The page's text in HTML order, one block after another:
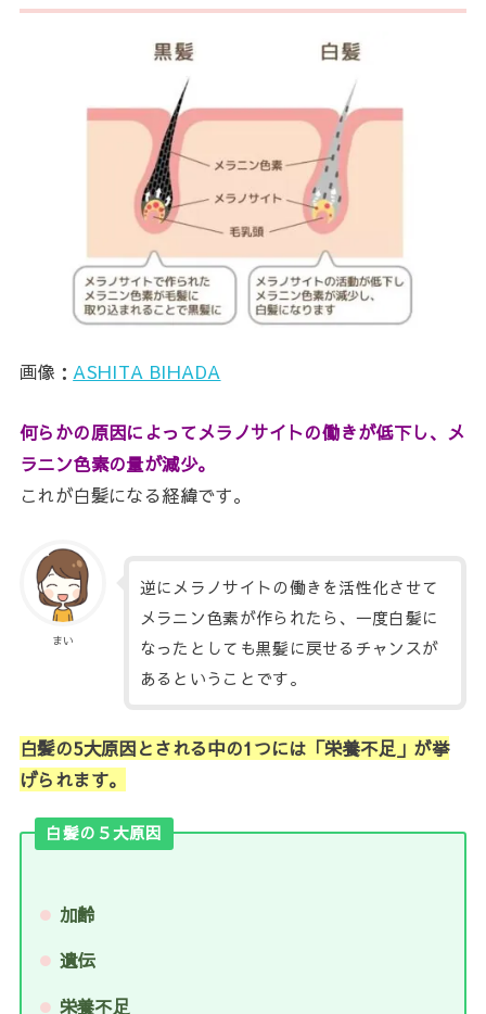
画像： ASHITA BIHADA
何らかの原因によってメラノサイトの働きが低下し、メ
ラニン色素の量が減少。
これが白髪になる経緯です。
まい
逆にメラノサイトの働きを活性化させて
メラニン色素が作られたら、一度白髪に
なったとしても黒髪に戻せるチャンスが
あるということです。
白髪の5大原因とされる中の1つには「栄養不足」が挙
げられます。
白髪の５大原因
加齢
遺伝
栄養不足